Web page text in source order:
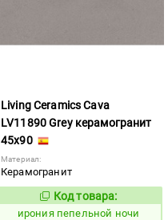
Living Ceramics Cava
LV11890 Grey керамогранит
45x90
Материал:
Керамогранит
1102561
Код товара:
ирония пепельной ночи